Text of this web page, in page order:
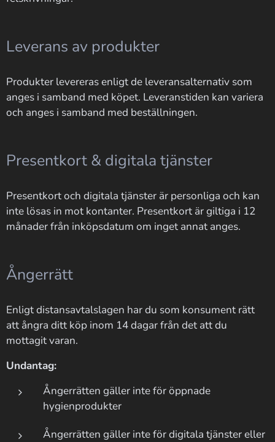
Leverans av produkter
Produkter levereras enligt de leveransalternativ som
anges i samband med köpet. Leveranstiden kan variera
och anges i samband med beställningen.
Presentkort & digitala tjänster
Presentkort och digitala tjänster är personliga och kan
inte lösas in mot kontanter. Presentkort är giltiga i 12
månader från inköpsdatum om inget annat anges.
Ångerrätt
Enligt distansavtalslagen har du som konsument rätt
att ångra ditt köp inom 14 dagar från det att du
mottagit varan.
Undantag:
Ångerrätten gäller inte för öppnade
hygienprodukter
Ångerrätten gäller inte för digitala tjänster eller